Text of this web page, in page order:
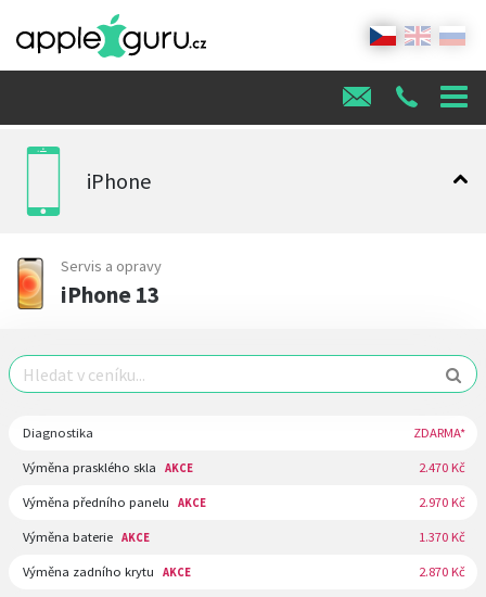
iPhone
Servis a opravy
iPhone 13
Diagnostika ZDARMA*
Výměna prasklého skla AKCE 2.470 Kč
Výměna předního panelu AKCE 2.970 Kč
Výměna baterie AKCE 1.370 Kč
Výměna zadního krytu AKCE 2.870 Kč